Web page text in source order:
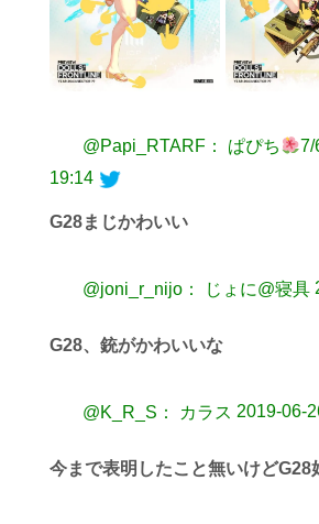
@Papi_RTARF： ぱぴち 7/
19:14
G28まじかわいい
@joni_r_nijo： じょに@寝具
G28、銃がかわいいな
@K_R_S： カラス 2019-06-
今まで表明したこと無いけどG28